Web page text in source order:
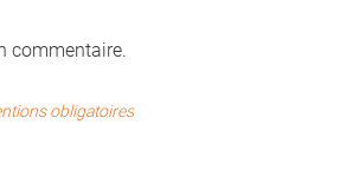
commentaire.
obligatoires